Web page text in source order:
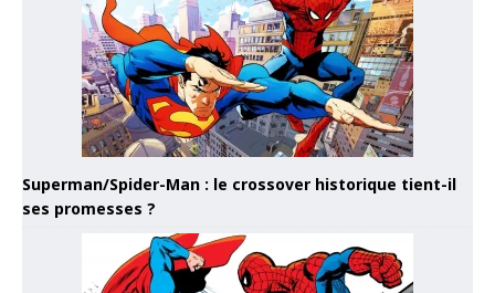
Superman/Spider-Man : le crossover historique tient-il
ses promesses ?